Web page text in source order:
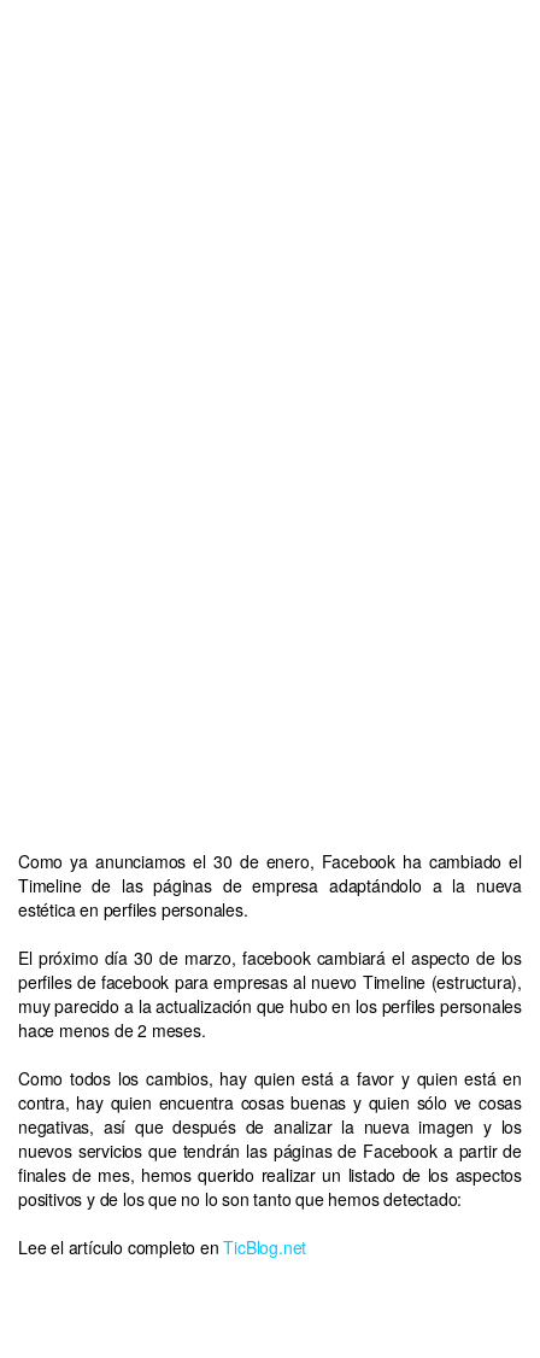
Como ya anunciamos el 30 de enero, Facebook ha cambiado el
Timeline de las páginas de empresa adaptándolo a la nueva
estética en perfiles personales.
El próximo día 30 de marzo, facebook cambiará el aspecto de los
perfiles de facebook para empresas al nuevo Timeline (estructura),
muy parecido a la actualización que hubo en los perfiles personales
hace menos de 2 meses.
Como todos los cambios, hay quien está a favor y quien está en
contra, hay quien encuentra cosas buenas y quien sólo ve cosas
negativas, así que después de analizar la nueva imagen y los
nuevos servicios que tendrán las páginas de Facebook a partir de
finales de mes, hemos querido realizar un listado de los aspectos
positivos y de los que no lo son tanto que hemos detectado:
Lee el artículo completo enTicBlog.net